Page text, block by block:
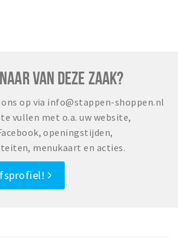
VAN DEZE ZAAK?
op via info@stappen-shoppen.nl
vullen met o.a. uw website,
openingstijden,
menukaart en acties.